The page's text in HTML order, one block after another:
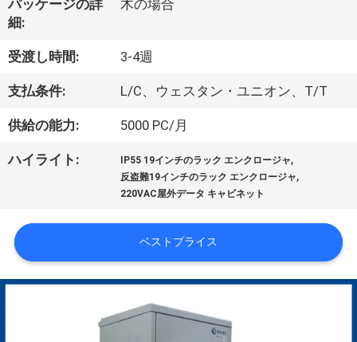
つ
い
て
工
場
行
品
パッケージの詳
細:
木の場合
受渡し時間: 3-4週
支払条件: L/C、ウェスタン・ユニオン、T/T
供給の能力: 5000 PC/月
ハイライト: IP55 19インチのラック エンクロージャ,
反盗難19インチのラック エンクロージャ,
220VAC屋外データ キャビネット
ベストプライス